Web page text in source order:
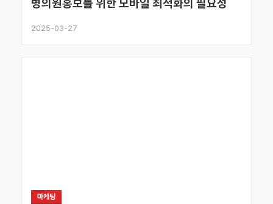
병의원홍보를 위한 모바일 최적화의 필요성
2025-03-27
마케팅